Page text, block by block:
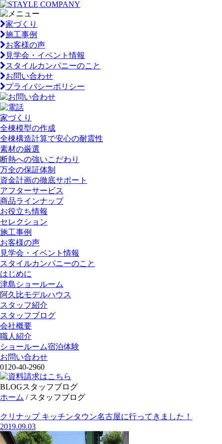
家づくり
施工事例
お客様の声
見学会・イベント情報
スタイルカンパニーのこと
お問い合わせ
プライバシーポリシー
家づくり
全棟模型の作成
全棟構造計算で安心の耐震性
素材の厳選
断熱への強いこだわり
万全の保証体制
資金計画の徹底サポート
アフターサービス
商品ラインナップ
お役立ち情報
セレクション
施工事例
お客様の声
見学会・イベント情報
スタイルカンパニーのこと
はじめに
津島ショールーム
阿久比モデルハウス
スタッフ紹介
スタッフブログ
会社概要
職人紹介
ショールーム宿泊体験
お問い合わせ
0120-40-2960
BLOGスタッフブログ
ホーム / スタッフブログ
クリナップ キッチンタウン名古屋に行ってきました！
2019.09.03